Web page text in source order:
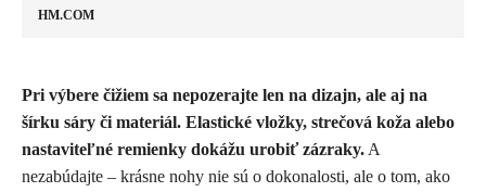
HM.COM
Pri výbere čižiem sa nepozerajte len na dizajn, ale aj na
šírku sáry či materiál. Elastické vložky, strečová koža alebo
nastaviteľné remienky dokážu urobiť zázraky. A
nezabúdajte – krásne nohy nie sú o dokonalosti, ale o tom, ako